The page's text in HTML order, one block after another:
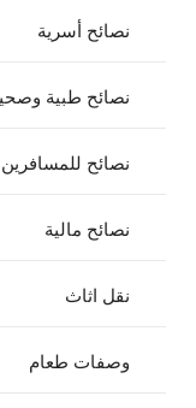
نصائح أسرية
نصائح طبية
نصائح للمسافرين
نصائح مالية
نقل اثاث
وصفات طعام